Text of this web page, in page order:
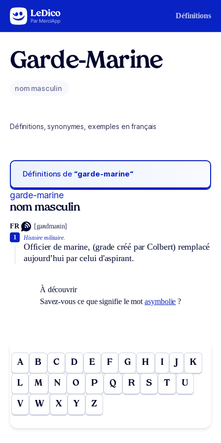
Aller au contenu Définitions
Garde-Marine
nom masculin
Définitions, synonymes, exemples en français
Définitions de “garde-marine“
garde-marine
nom masculin
FR [gaʀdmaʀin]
Histoire militaire.
Officier de marine, (grade créé par Colbert) remplacé
aujourd’hui par celui d'aspirant.
1
À découvrir
Savez-vous ce que signifie le motasymbolie ?
A B C D E F G H I J K
L M N O P Q R S T U
V W X Y Z